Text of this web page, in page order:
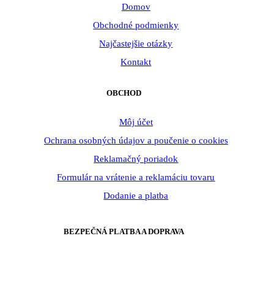
Domov
Obchodné podmienky
Najčastejšie otázky
Kontakt
OBCHOD
Môj účet
Ochrana osobných údajov a poučenie o cookies
Reklamačný poriadok
Formulár na vrátenie a reklamáciu tovaru
Dodanie a platba
BEZPEČNÁ PLATBA A DOPRAVA